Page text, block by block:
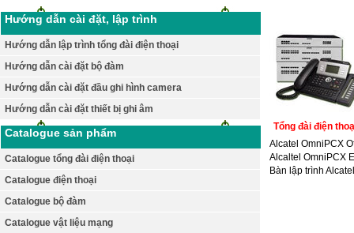
Hướng dẫn cài đặt, lập trình
Hướng dẫn lập trình tổng đài điện thoại
Hướng dẫn cài đặt bộ đàm
Hướng dẫn cài đặt đầu ghi hình camera
Hướng dẫn cài đặt thiết bị ghi âm
Catalogue sản phẩm
Catalogue tổng đài điện thoại
Catalogue điện thoại
Catalogue bộ đàm
Catalogue vật liệu mạng
Tổng đài điện
Alcatel OmniPCX
Alcaltel OmniPCX
Bàn lập trình Alcatel